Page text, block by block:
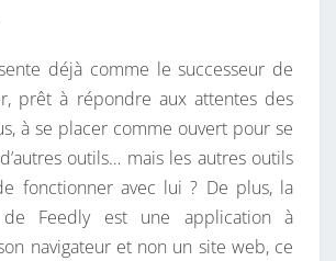
déjà comme le successeur de
prêt à répondre aux attentes des
à se placer comme ouvert pour se
outils… mais les autres outils
fonctionner avec lui ? De plus, la
Feedly est une application à
navigateur et non un site web, ce